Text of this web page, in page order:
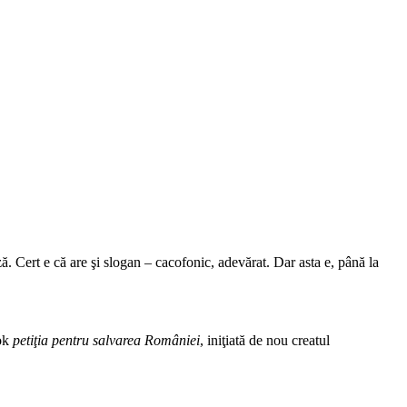
Cert e că are şi slogan – cacofonic, adevărat. Dar asta e, până la
petiţia pentru salvarea României, iniţiată de nou creatul